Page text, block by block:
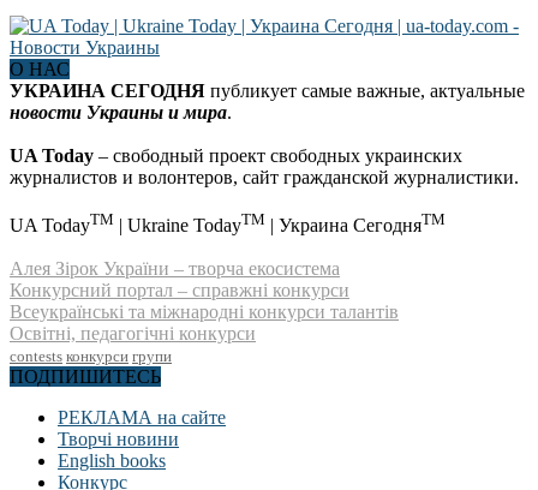
О НАС
УКРАИНА СЕГОДНЯ публикует самые важные, актуальные
новости Украины и мира.
UA Today – свободный проект свободных украинских
журналистов и волонтеров, сайт гражданской журналистики.
UA TodayTM | Ukraine TodayTM | Украина СегодняTM
Алея Зірок України – творча екосистема
Конкурсний портал – справжні конкурси
Всеукраїнські та міжнародні конкурси талантів
Освітні, педагогічні конкурси
contests конкурси групи
ПОДПИШИТЕСЬ
РЕКЛАМА на сайте
Творчі новини
English books
Конкурс